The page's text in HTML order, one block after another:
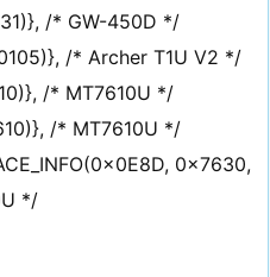
/* GW-450D */
/* Archer T1U V2 */
/* MT7610U */
/* MT7610U */
0x7630,
*/